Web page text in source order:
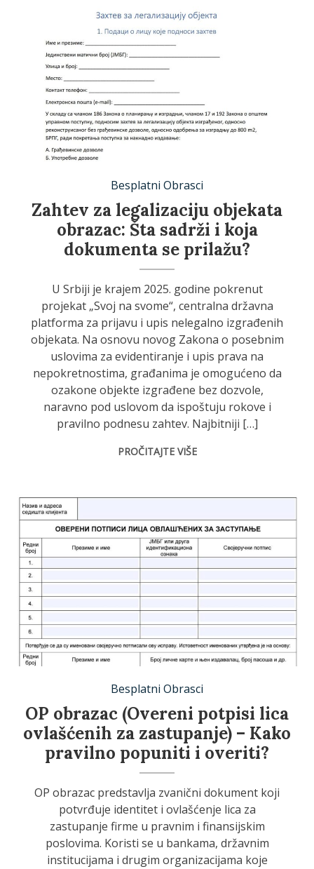
Besplatni Obrasci
Zahtev za legalizaciju objekata
obrazac: Šta sadrži i koja
dokumenta se prilažu?
U Srbiji je krajem 2025. godine pokrenut
projekat „Svoj na svome“, centralna državna
platforma za prijavu i upis nelegalno izgrađenih
objekata. Na osnovu novog Zakona o posebnim
uslovima za evidentiranje i upis prava na
nepokretnostima, građanima je omogućeno da
ozakone objekte izgrađene bez dozvole,
naravno pod uslovom da ispoštuju rokove i
pravilno podnesu zahtev. Najbitniji […]
PROČITAJTE VIŠE
OP Obrazac - Overeni potpisi lica ovlascenih za zastupanje
Besplatni Obrasci
OP obrazac (Overeni potpisi lica
ovlašćenih za zastupanje) – Kako
pravilno popuniti i overiti?
OP obrazac predstavlja zvanični dokument koji
potvrđuje identitet i ovlašćenje lica za
zastupanje firme u pravnim i finansijskim
poslovima. Koristi se u bankama, državnim
institucijama i drugim organizacijama koje